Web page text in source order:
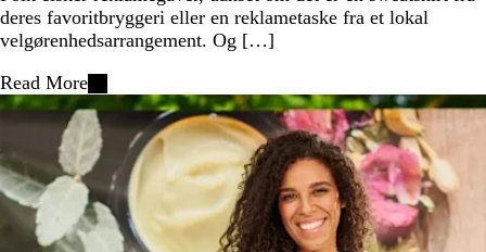
deres favoritbryggeri eller en reklametaske fra et lokal
velgørenhedsarrangement. Og […]
Read More